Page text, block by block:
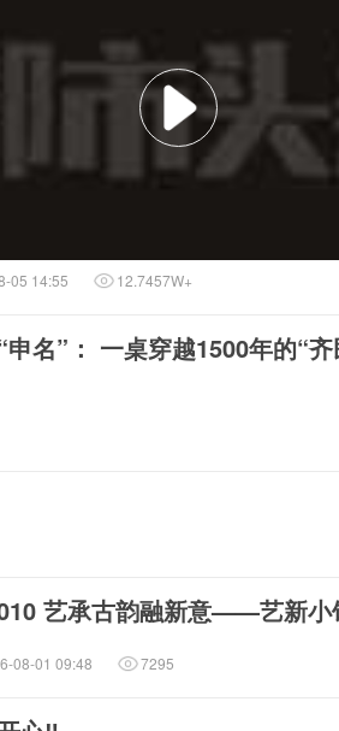
05 14:55 12.7457W+
名”： 一桌穿越1500年的“
艺承古韵融新意——艺新小
08-01 09:48 7295